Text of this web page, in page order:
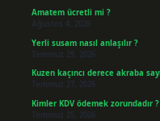
Amatem ücretli mi ?
Ağustos 4, 2026
Yerli susam nasıl anlaşılır ?
Temmuz 29, 2026
Kuzen kaçıncı derece akraba
Temmuz 27, 2026
Kimler KDV ödemek zorundadır ?
Temmuz 25, 2026